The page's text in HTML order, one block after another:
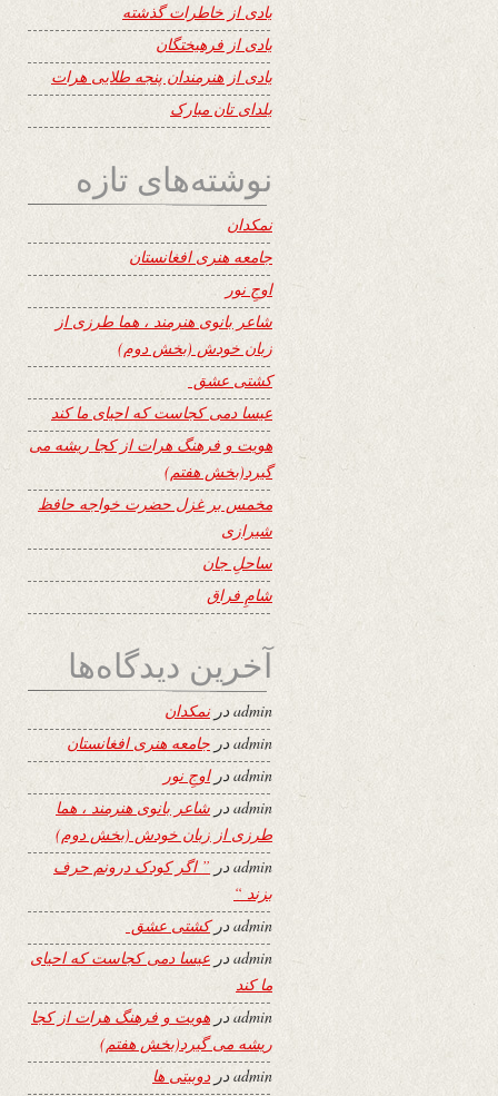
یادی از خاطرات گذشته
یادی از فرهیختگان
یادی از هنرمندان پنجه طلایی هرات
یلدای تان مبارک
نوشته‌های تازه
نمکدان
جامعه هنری افغانستان
اوجِ نور
شاعر بانوی هنرمند ، هما طرزی از
زبان خودش (بخش دوم)
کشتی عشق
عیسا دمی کجاست که احیای ما کند
هویت و فرهنگ هرات از کجا ریشه می
گیرد(بخش هفتم)
مخمس بر غزل حضرت خواجه حافظ
شیرازی
ساحلِ جان
شامِ فراق
آخرین دیدگاه‌ها
adminدرنمکدان
adminدر جامعه هنری افغانستان
adminدراوجِ نور
adminدر شاعر بانوی هنرمند ، هما
طرزی از زبان خودش (بخش دوم)
adminدر ” اگر کودک درونم حرف
بزند “
adminدرکشتی عشق
adminدر عیسا دمی کجاست که احیای
ما کند
adminدر هویت و فرهنگ هرات از کجا
ریشه می گیرد(بخش هفتم)
adminدردوبیتی ها